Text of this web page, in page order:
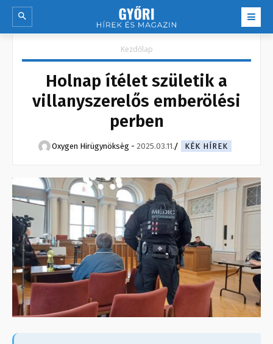
Kezdőlap
Holnap ítélet születik a
villanyszerelős emberölési
perben
Oxygen Hirügynökség - 2025.03.11. KÉK HÍREK